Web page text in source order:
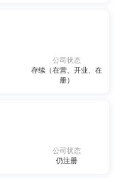
公司状态
存续（在营、开业、在
册）
公司状态
仍注册